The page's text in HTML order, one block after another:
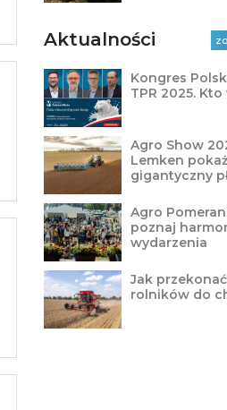
Aktualności
Kongres
TPR 2025.
Agro Show
Lemken
gigantyczny
Agro
poznaj
wydarzenia
Jak
rolników do